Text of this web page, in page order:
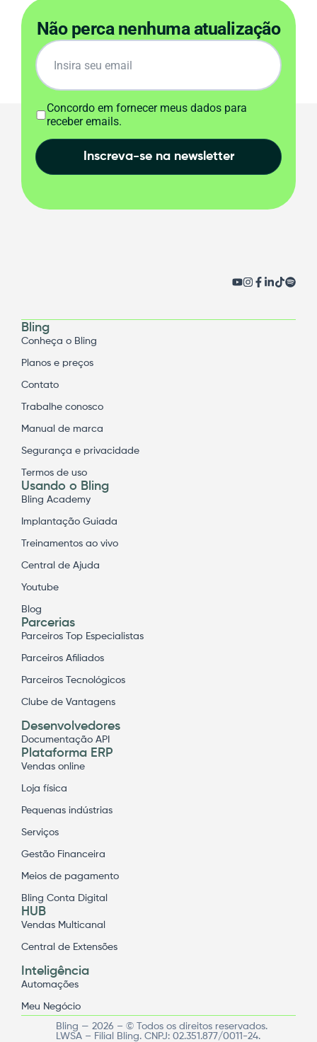
Não perca nenhuma atualização
Concordo em fornecer meus dados para
receber emails.
Inscreva-se na newsletter
Bling
Conheça o Bling
Planos e preços
Contato
Trabalhe conosco
Manual de marca
Segurança e privacidade
Termos de uso
Usando o Bling
Bling Academy
Implantação Guiada
Treinamentos ao vivo
Central de Ajuda
Youtube
Blog
Parcerias
Parceiros Top Especialistas
Parceiros Afiliados
Parceiros Tecnológicos
Clube de Vantagens
Desenvolvedores
Documentação API
Plataforma ERP
Vendas online
Loja física
Pequenas indústrias
Serviços
Gestão Financeira
Meios de pagamento
Bling Conta Digital
HUB
Vendas Multicanal
Central de Extensões
Inteligência
Automações
Meu Negócio
Bling — 2026 – © Todos os direitos reservados.
LWSA – Filial Bling. CNPJ: 02.351.877/0011-24.